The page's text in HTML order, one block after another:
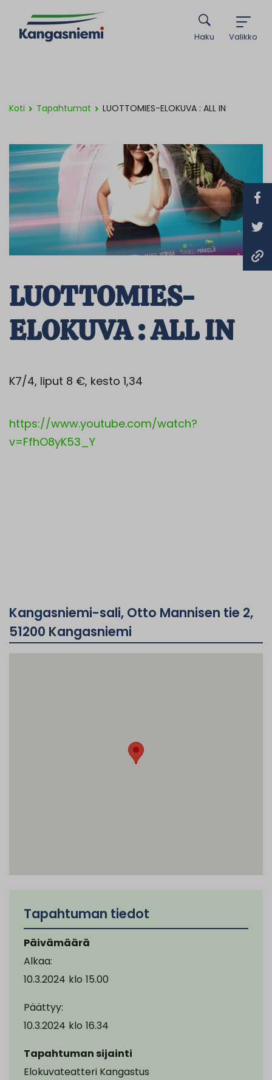
Valikko
Haku
Koti Tapahtumat LUOTTOMIES-ELOKUVA : ALL IN
LUOTTOMIES-
ELOKUVA : ALL IN
K7/4, liput 8 €, kesto 1,34
https://www.youtube.com/watch?
v=FfhO8yK53_Y
Kangasniemi-sali, Otto Mannisen tie 2,
51200 Kangasniemi
Tapahtuman tiedot
Päivämäärä
Alkaa:
10.3.2024 klo 15.00
Päättyy:
10.3.2024 klo 16.34
Tapahtuman sijainti
Elokuvateatteri Kangastus